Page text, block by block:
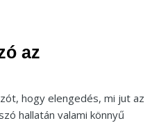
az
hogy elengedés, mi jut az
hallatán valami könnyű